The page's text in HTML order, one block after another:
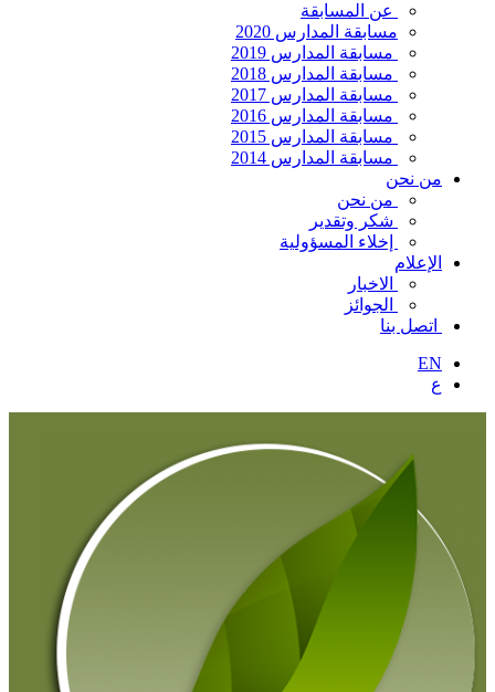
عن المسابقة
مسابقة المدارس 2020
مسابقة المدارس 2019
مسابقة المدارس 2018
مسابقة المدارس 2017
مسابقة المدارس 2016
مسابقة المدارس 2015
مسابقة المدارس 2014
من نحن
من نحن
شكر وتقدير
إخلاء المسؤولية
الإعلام
الاخبار
الجوائز
اتصل بنا
EN
ع